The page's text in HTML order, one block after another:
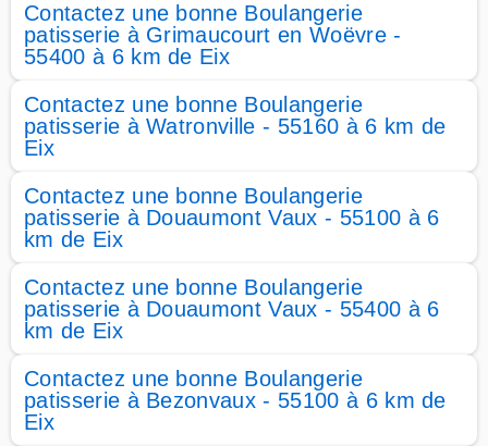
Contactez une bonne Boulangerie
patisserie à Grimaucourt en Woëvre -
55400 à 6 km de Eix
Contactez une bonne Boulangerie
patisserie à Watronville - 55160 à 6 km de
Eix
Contactez une bonne Boulangerie
patisserie à Douaumont Vaux - 55100 à 6
km de Eix
Contactez une bonne Boulangerie
patisserie à Douaumont Vaux - 55400 à 6
km de Eix
Contactez une bonne Boulangerie
patisserie à Bezonvaux - 55100 à 6 km de
Eix